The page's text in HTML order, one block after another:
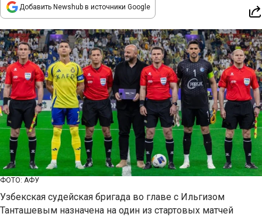
Добавить Newshub в источники Google
ФОТО: АФУ
Узбекская судейская бригада во главе с Ильгизом
Танташевым назначена на один из стартовых матчей